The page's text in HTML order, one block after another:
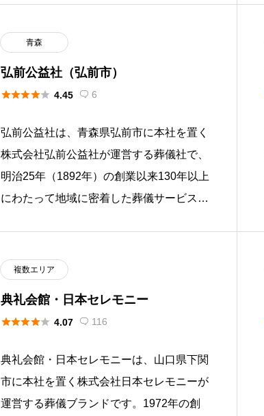
青森
弘前公益社（弘前市）
 4.45  6
弘前公益社は、青森県弘前市に本社を置く
株式会社弘前公益社が運営する葬儀社で、
明治25年（1892年）の創業以来130年以上
にわたって地域に密着した葬儀サービスを
複数エリア
典礼会館・日本セレモニー
 4.07  116
典礼会館・日本セレモニーは、山口県下関
市に本社を置く株式会社日本セレモニーが
運営する葬儀ブランドです。1972年の創